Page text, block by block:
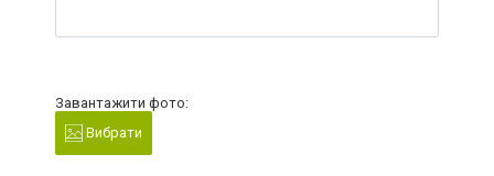
Завантажити фото:
Вибрати